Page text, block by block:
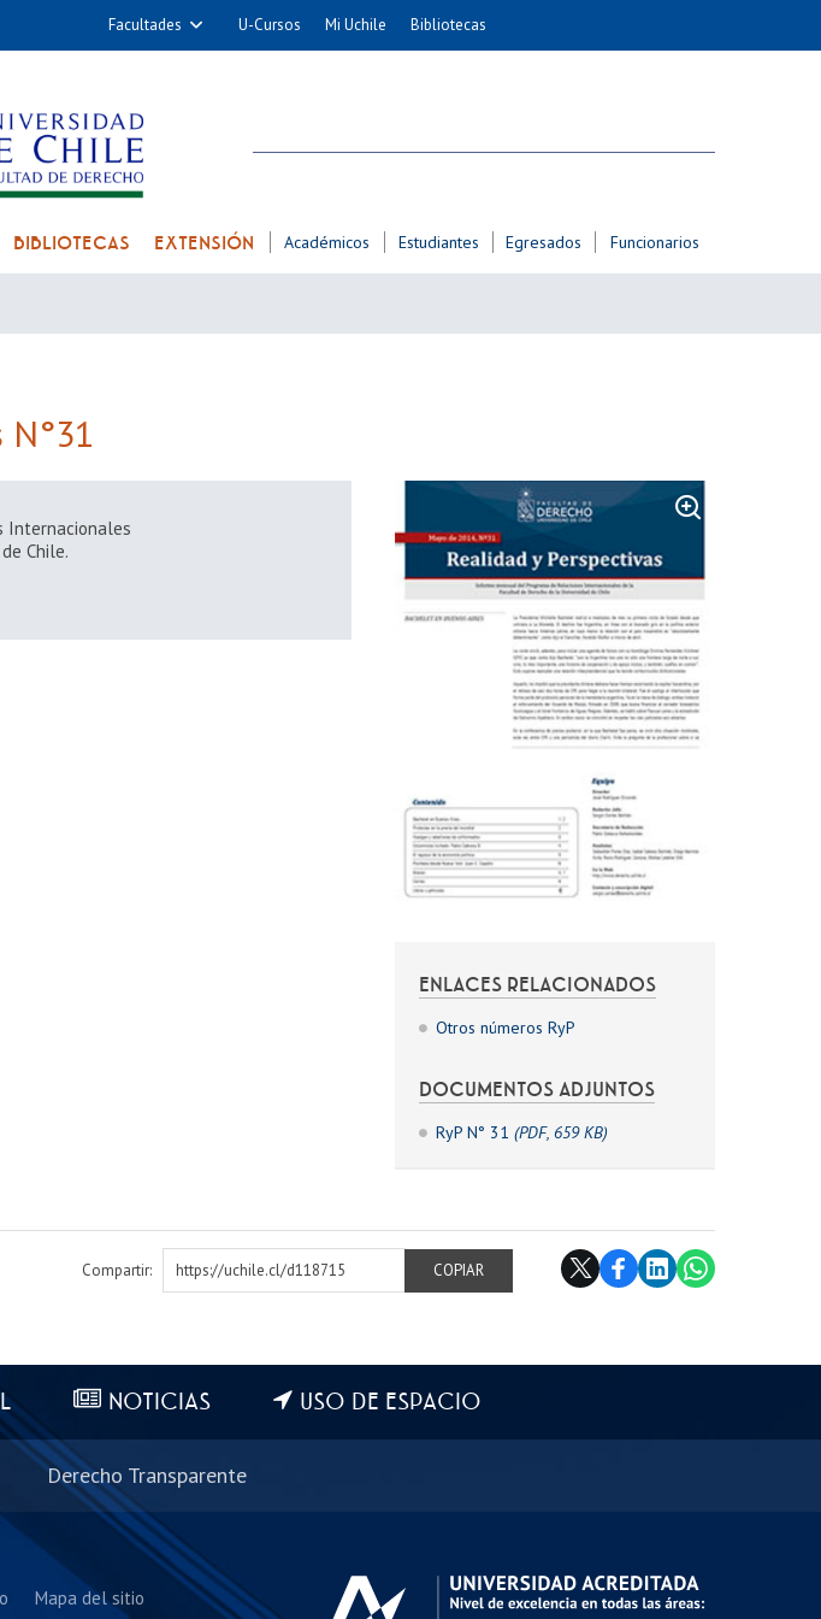
Facultades
Cs. Químicas y Farmacéuticas
Medicina
Odontología
U-Cursos Mi Uchile Bibliotecas
BIBLIOTECAS EXTENSIÓN Académicos Estudiantes Egresados Funcionarios
N°31
Internacionales
Chile.
ENLACES RELACIONADOS
Otros números RyP
DOCUMENTOS ADJUNTOS
RyP N° 31 (PDF, 659 KB)
Compartir:
https://uchile.cl/d118715
COPIAR
NOTICIAS USO DE ESPACIO
Derecho Transparente
Mapa del sitio